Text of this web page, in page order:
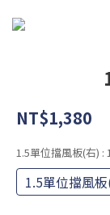
NT$1,380
1.5單位擋風板(右) :
1.5單位擋風